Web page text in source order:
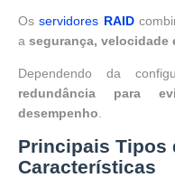
Osservidores RAID
a segurança,
Dependendo da
redundância para
desempenho
Principais Tipos
Características